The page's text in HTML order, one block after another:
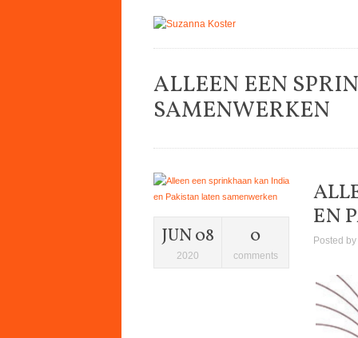
ALLEEN EEN
SAMENWERKEN
JUN 08
2020
0
comments
EN
Posted by